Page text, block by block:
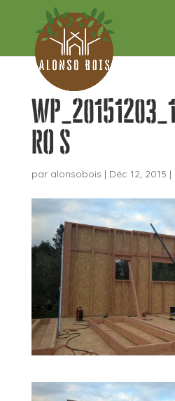
ro s
par alonsobois | Déc 12, 2015 |